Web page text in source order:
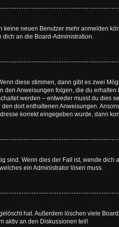
neuen Benutzer mehr anmelden
dich an die Board-Administration.
diese stimmen, dann gibt es zwei
Anweisungen folgen, die du
werden – entweder musst du dies
dort enthaltenen Anweisungen.
korrekt eingegeben wurde, dann
Wenn dies der Fall ist, wende
ein Administrator lösen muss.
hat. Außerdem löschen viele
aktiv an den Diskussionen teil!